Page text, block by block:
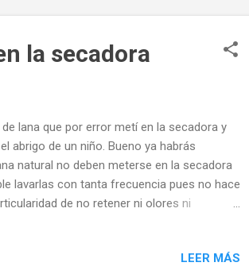
la secadora
lana que por error metí en la secadora y
abrigo de un niño. Bueno ya habrás
natural no deben meterse en la secadora
lavarlas con tanta frecuencia pues no hace
de no retener ni olores ni
lana confeccionadas artesanalmente, éstas
LEER MÁS